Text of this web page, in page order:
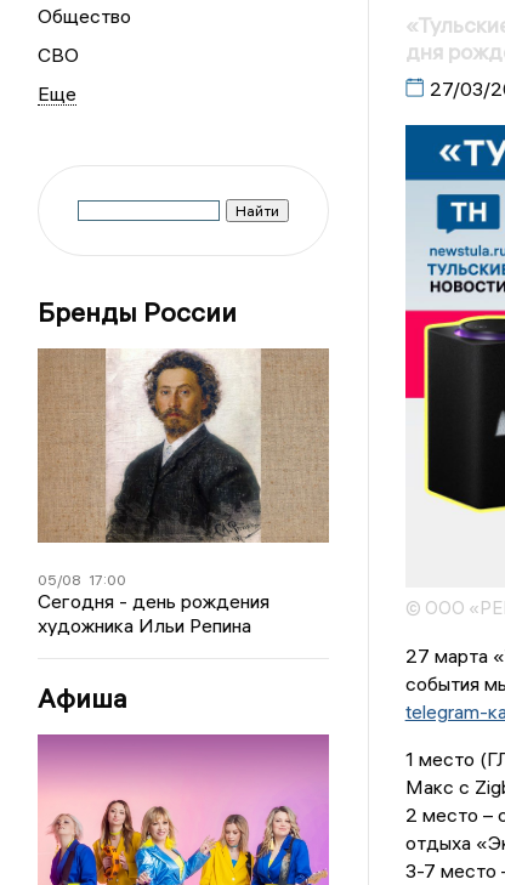
Общество
СВО
Бренды России
05/08 17:00
Сегодня - день рождения
художника Ильи Репина
Афиша
дня
27/03/
© ООО
27 марта
события
telegram-
1 место
Макс с
2 место –
отдыха
3-7 место